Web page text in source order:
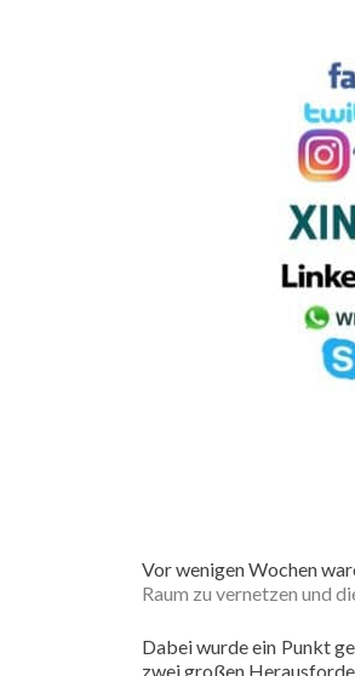
Vor wenigen Wochen
Raum zu vernetzen und
Dabei wurde ein Punkt
zwei großen